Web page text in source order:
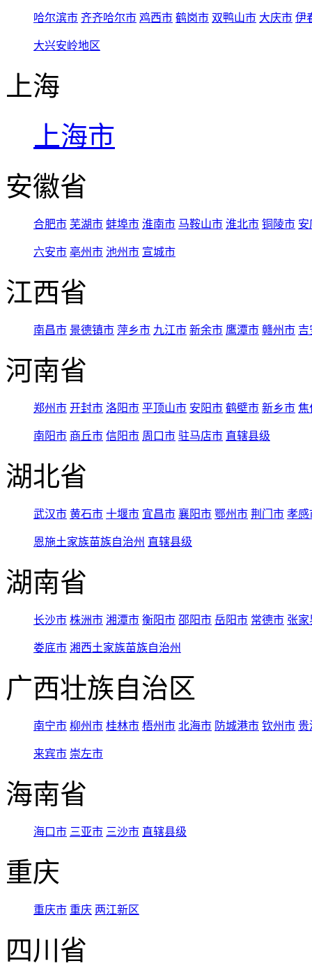
哈尔滨市 齐齐哈尔市 鸡西市 鹤岗市 双鸭山市 大庆市 伊
大兴安岭地区
上海
上海市
安徽省
合肥市 芜湖市 蚌埠市 淮南市 马鞍山市 淮北市 铜陵市 安
六安市 亳州市 池州市 宣城市
江西省
南昌市 景德镇市 萍乡市 九江市 新余市 鹰潭市 赣州市 吉
河南省
郑州市 开封市 洛阳市 平顶山市 安阳市 鹤壁市 新乡市 焦
南阳市 商丘市 信阳市 周口市 驻马店市 直辖县级
湖北省
武汉市 黄石市 十堰市 宜昌市 襄阳市 鄂州市 荆门市 孝感
恩施土家族苗族自治州 直辖县级
湖南省
长沙市 株洲市 湘潭市 衡阳市 邵阳市 岳阳市 常德市 张家
娄底市 湘西土家族苗族自治州
广西壮族自治区
南宁市 柳州市 桂林市 梧州市 北海市 防城港市 钦州市 贵
来宾市 崇左市
海南省
海口市 三亚市 三沙市 直辖县级
重庆
重庆市 重庆 两江新区
四川省